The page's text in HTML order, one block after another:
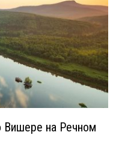
Вишере на Речном